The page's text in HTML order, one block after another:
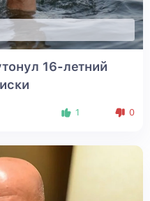
16-летний
1 0